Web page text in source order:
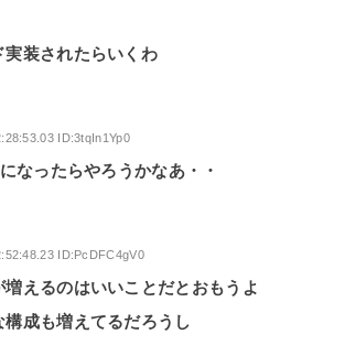
実装されたらいくわ
ID:3tqIn1Yp0
なったらやろうかなあ・・
ID:PcDFC4gV0
えるのはいいことだとおもうよ
構成も増えてるだろうし